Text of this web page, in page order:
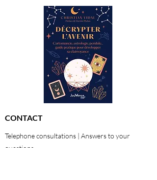
CONTACT
Telephone consultations | Answers to your
questions